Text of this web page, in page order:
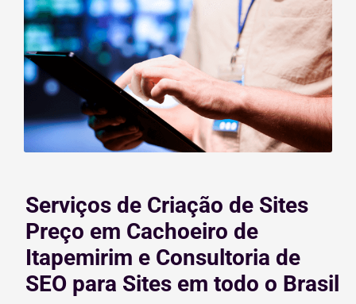
Serviços de Criação de Sites
Preço em Cachoeiro de
Itapemirim e Consultoria de
SEO para Sites em todo o Brasil